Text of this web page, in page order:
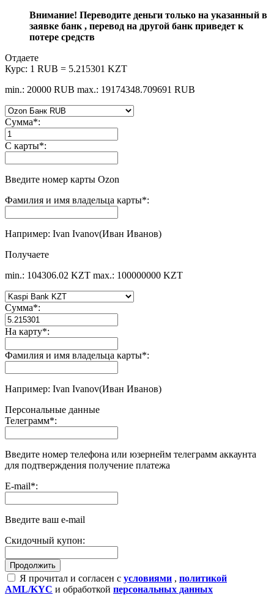
Внимание! Переводите деньги только на указанный в
заявке банк , перевод на другой банк приведет к
потере средств
Отдаете
Курс: 1 RUB = 5.215301 KZT
min.: 20000 RUB max.: 19174348.709691 RUB
Сумма*:
С карты*:
Введите номер карты Ozon
Фамилия и имя владельца карты*:
Например: Ivan Ivanov(Иван Иванов)
Получаете
min.: 104306.02 KZT max.: 100000000 KZT
Сумма*:
На карту*:
Фамилия и имя владельца карты*:
Например: Ivan Ivanov(Иван Иванов)
Персональные данные
Телеграмм*:
Введите номер телефона или юзернейм телеграмм аккаунта
для подтверждения получение платежа
E-mail*:
Введите ваш e-mail
Скидочный купон:
Я прочитал и согласен с условиями , политикой
AML/KYC и обработкой персональных данных